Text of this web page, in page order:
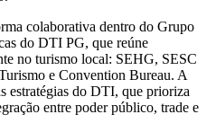
colaborativa dentro do Grupo
do DTI PG, que reúne
no turismo local: SEHG, SESC
e Convention Bureau. A
estratégias do DTI, que prioriza
entre poder público, trade e